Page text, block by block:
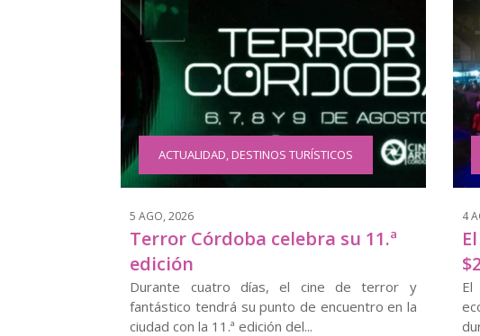
ACTUALIDAD,DESTINOS TURÍSTICOS
5 AGO, 2026
Terror Córdoba celebra su 11.ª
edición
Durante cuatro días, el cine de terror y
fantástico tendrá su punto de encuentro en la
ciudad con la 11.ª edición del...
4
El